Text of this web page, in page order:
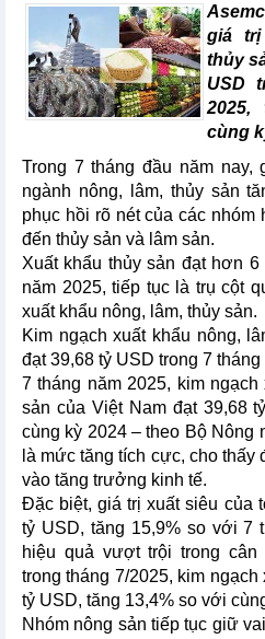
giá trị
thủy
USD
cùng
Trong 7 tháng đầu năm nay,
ngành nông, lâm, thủy sản
phục hồi rõ nét của các
đến thủy sản và lâm sản.
Xuất khẩu thủy sản đạt hơn
năm 2025, tiếp tục là trụ cột
xuất khẩu nông, lâm, thủy sản.
Kim ngạch xuất khẩu nông,
đạt 39,68 tỷ USD trong 7
7 tháng năm 2025, kim
sản của Việt Nam đạt 39,68
cùng kỳ 2024 – theo Bộ
là mức tăng tích cực, cho thấy
vào tăng trưởng kinh tế.
Đặc biệt, giá trị xuất siêu của
tỷ USD, tăng 15,9% so với 7
hiệu quả vượt trội trong
trong tháng 7/2025, kim
tỷ USD, tăng 13,4% so với
Nhóm nông sản tiếp tục giữ